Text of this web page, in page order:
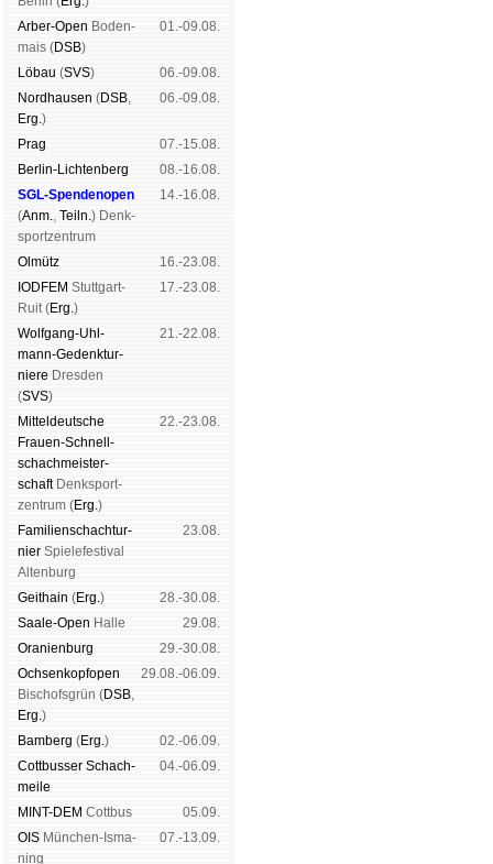
Arber-Open Boden­
mais (DSB)
01.-09.08.
Lö­bau (SVS)
06.-09.08.
Nord­hau­sen (DSB,
Erg.)
06.-09.08.
Prag
07.-15.08.
Berlin-Lich­ten­berg
08.-16.08.
SGL-Spenden­open
(Anm., Teiln.) Denk­
sport­zen­trum
14.-16.08.
Ol­mütz
16.-23.08.
IODFEM Stutt­gart-
Ruit (Erg.)
17.-23.08.
Wolf­gang-Uhl­
mann-Ge­denk­tur­
niere Dres­den
(SVS)
21.-22.08.
Mit­tel­deu­tsche
Frauen-Schnell­
schach­meis­ter­
schaftDenk­sport­
zen­trum (Erg.)
22.-23.08.
Familien­schach­tur­
nier Spiele­fes­ti­val
Al­ten­burg
23.08.
Geit­hain (Erg.)
28.-30.08.
Saale-Open Halle
29.08.
Oranien­burg
29.-30.08.
Och­sen­kopf­open
Bischofs­grün (DSB,
Erg.)
29.08.-06.09.
Bam­berg (Erg.)
02.-06.09.
Cott­busser Schach­
meile
04.-06.09.
MINT-DEM Cott­bus
05.09.
OIS Mün­chen-Is­ma­
ning
07.-13.09.